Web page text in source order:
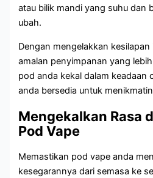
atau bilik mandi yang suhu dan
ubah.
Dengan mengelakkan
amalan penyimpanan yang
pod anda kekal dalam keadaan
anda bersedia untuk
Mengekalkan Rasa
Pod Vape
Memastikan pod vape anda
kesegarannya dari semasa ke